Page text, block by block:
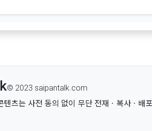
© 2023 saipantalk.com
텐츠는 사전 동의 없이 무단 전재ㆍ복사ㆍ배